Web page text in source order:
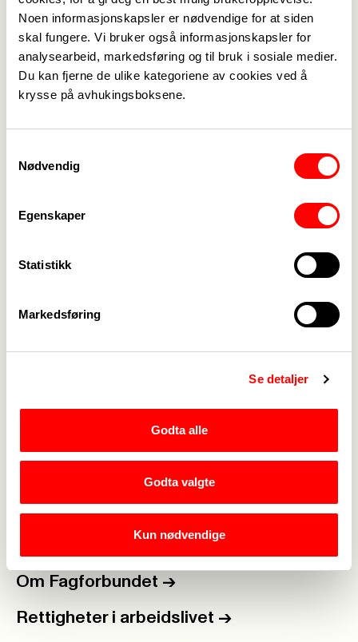
Noen informasjonskapsler er nødvendige for at siden
skal fungere. Vi bruker også informasjonskapsler for
analysearbeid, markedsføring og til bruk i sosiale medier.
Du kan fjerne de ulike kategoriene av cookies ved å
krysse på avhukingsboksene.
Nødvendig
Egenskaper
Statistikk
Markedsføring
Se detaljer
Godta alle
Godta valgte
Kun nødvendige
arbeidsplassen. Vi har dyktige
ungdomstillitsvalgte som drar ut på skolebesøk
og informerer og skolerer unge i hvor viktig
fagforeninger er. Vi er plasstillitsvalgte som verver
kolleger og som gjør en fantastisk jobb på
arbeidsplassen.
treffer våre medlemmer og potensielle
at forbundet skal være det største og beste.
fantastiske innsatsen fra våre tillitsvalgte.
For tillitsvalgte ->
Om Fagforbundet ->
Rettigheter i arbeidslivet ->